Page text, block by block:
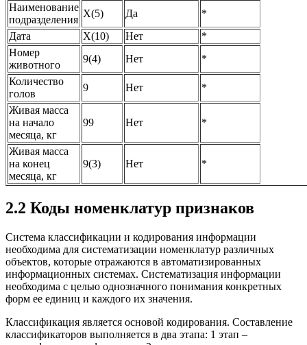
Наименование
подразделения
Х(5) Да
*
Дата
Х(10) Нет
*
Номер
животного
9(4) Нет
*
Количество
голов
9 Нет
*
Живая масса
на начало
месяца, кг
99 Нет *
Живая масса
на конец
месяца, кг
9(3) Нет *
2.2 Коды номенклатур признаков
Система классификации и кодирования информации
необходима для систематизации номенклатур различных
объектов, которые отражаются в автоматизированных
информационных системах. Систематизация информации
необходима с целью однозначного понимания конкретных
форм ее единиц и каждого их значения.
Классификация является основой кодирования. Составление
классификаторов выполняется в два этапа: 1 этап –